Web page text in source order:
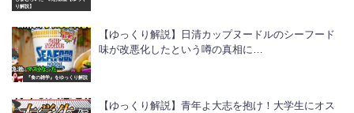
り解説】
『食の雑学』をゆっくり解説
【ゆっくり解説】日清カップヌードルのシーフード
味が改悪化したという噂の真相に…
【ゆっくり解説】青年よ大志を抱け！大学生にオス